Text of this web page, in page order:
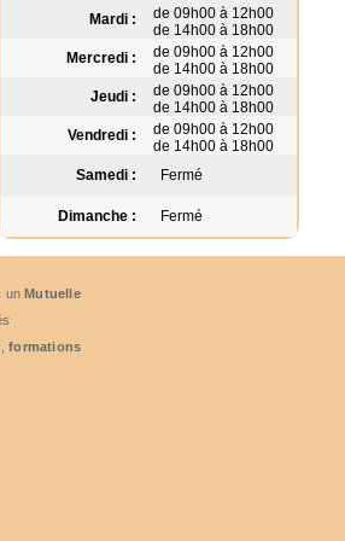
Mardi :
de 09h00 à 12h00
de 14h00 à 18h00
Mercredi :
de 09h00 à 12h00
de 14h00 à 18h00
Jeudi :
de 09h00 à 12h00
de 14h00 à 18h00
Vendredi :
de 09h00 à 12h00
de 14h00 à 18h00
Samedi :
Fermé
Dimanche : Fermé
unMutuelle
formations